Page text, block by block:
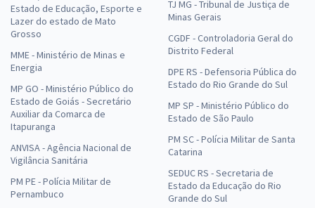
Estado de Educação, Esporte e
Lazer do estado de Mato
Grosso
MME - Ministério de Minas e
Energia
MP GO - Ministério Público do
Estado de Goiás - Secretário
Auxiliar da Comarca de
Itapuranga
ANVISA - Agência Nacional de
Vigilância Sanitária
PM PE - Polícia Militar de
Pernambuco
TJ MG - Tribunal de Justiça de
Minas Gerais
CGDF - Controladoria Geral do
Distrito Federal
DPE RS - Defensoria Pública do
Estado do Rio Grande do Sul
MP SP - Ministério Público do
Estado de São Paulo
PM SC - Polícia Militar de Santa
Catarina
SEDUC RS - Secretaria de
Estado da Educação do Rio
Grande do Sul